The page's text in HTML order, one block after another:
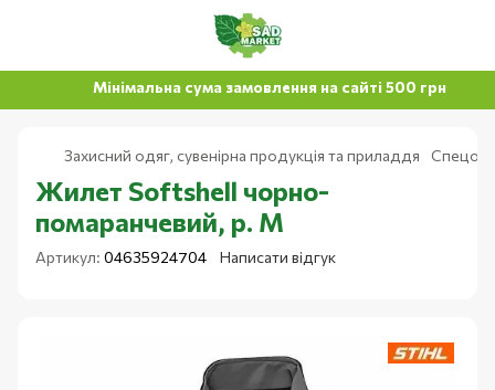
Мінімальна сума замовлення на сайті 500 грн
Захисний одяг, сувенірна продукція та приладдя
Жилет Softshell чорно-
помаранчевий, р. М
Артикул: 04635924704 Написати відгук